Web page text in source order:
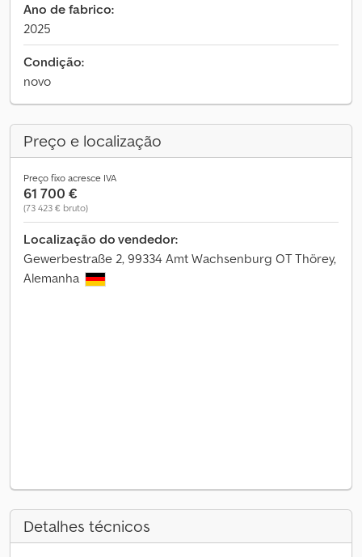
Ano de fabrico:
2025
Condição:
novo
Preço e localização
Preço fixo acresce IVA
61 700 €
(73 423 € bruto)
Localização do vendedor:
Gewerbestraße 2, 99334 Amt Wachsenburg OT Thörey,
Alemanha
Detalhes técnicos